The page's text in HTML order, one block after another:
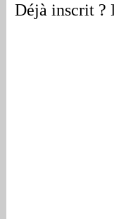
Déjà inscrit ?